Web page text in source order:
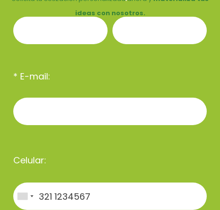
ideas con nosotros.
* E-mail:
Celular: